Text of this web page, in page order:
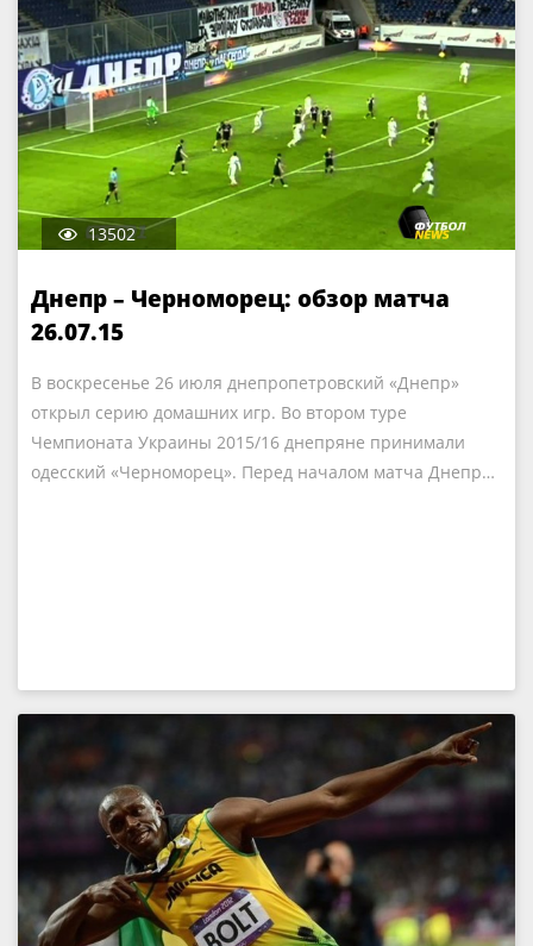
13502
Днепр – Черноморец: обзор матча
26.07.15
В воскресенье 26 июля днепропетровский «Днепр»
открыл серию домашних игр. Во втором туре
Чемпионата Украины 2015/16 днепряне принимали
одесский «Черноморец». Перед началом матча Днепр…